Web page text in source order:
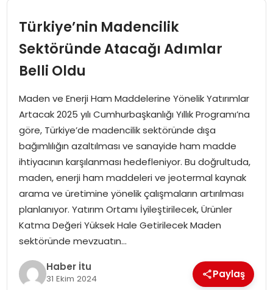
TEKNOLOJI
EĞITIM
MAGAZIN
SPOR
YAŞAM
Türkiye’nin Madencilik
Sektöründe Atacağı Adımlar
Belli Oldu
Maden ve Enerji Ham Maddelerine Yönelik Yatırımlar
Artacak 2025 yılı Cumhurbaşkanlığı Yıllık Programı’na
göre, Türkiye’de madencilik sektöründe dışa
bağımlılığın azaltılması ve sanayide ham madde
ihtiyacının karşılanması hedefleniyor. Bu doğrultuda,
maden, enerji ham maddeleri ve jeotermal kaynak
arama ve üretimine yönelik çalışmaların artırılması
planlanıyor. Yatırım Ortamı İyileştirilecek, Ürünler
Katma Değeri Yüksek Hale Getirilecek Maden
sektöründe mevzuatın…
Haber İtu
31 Ekim 2024 Paylaş